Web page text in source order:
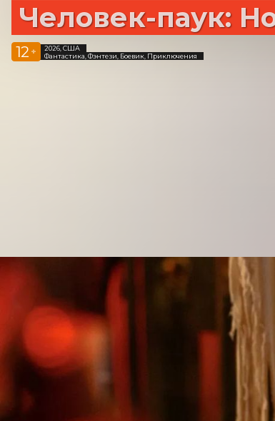
Человек-паук:
12 +
2026, США
Фантастика, Фэнтези, Боевик, Приключения